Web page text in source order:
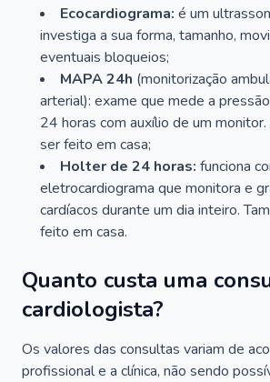
Ecocardiograma: é um
investiga a sua forma, tamanho,
eventuais bloqueios;
MAPA 24h (monitorização
arterial): exame que mede a
24 horas com auxílio de um
ser feito em casa;
Holter de 24 horas: funciona
eletrocardiograma que monitora e
cardíacos durante um dia inteiro.
feito em casa.
Quanto custa uma
cardiologista?
Os valores das consultas variam de
profissional e a clínica, não sendo